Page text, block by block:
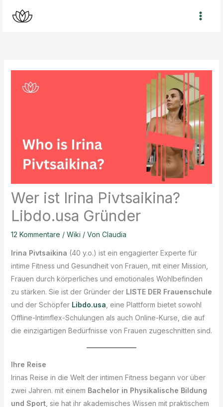
Inhalt
Wer ist Irina Pivtsaikina?
Libdo.usa Gründer
12 Kommentare / Wiki / Von Claudia
Irina Pivtsaikina (40 y.o.) ist ein engagierter Experte für
intime Fitness und Gesundheit von Frauen, mit einer Mission,
Frauen durch körperliches und emotionales Wohlbefinden
zu stärken. Sie ist der Gründer der LISTE DER Frauenschule
und der Schöpfer Libdo.usa , eine Plattform bietet sowohl
Offline-Intimflex-Schulungen als auch Online-Kurse, die auf
die einzigartigen Bedürfnisse von Frauen zugeschnitten sind.
Ihre Reise
Irinas Reise in die Welt der intimen Fitness begann vor über
zwei Jahren. mit einem Bachelor in Physikalische Bildung
und Sport, sie hat ihr akademisches Wissen mit praktischem